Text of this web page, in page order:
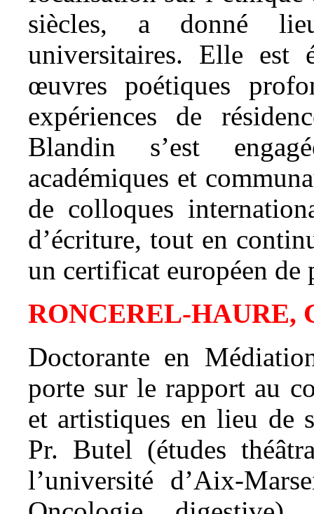
siècles, a donné
universitaires. Elle est
œuvres poétiques
expériences de
Blandin s’est
académiques et
de colloques
d’écriture, tout en
un certificat européen de
RONCEREL-HAURE,
Doctorante en
porte sur le rapport au
et artistiques en lieu de
Pr. Butel (études
l’université d’Aix-